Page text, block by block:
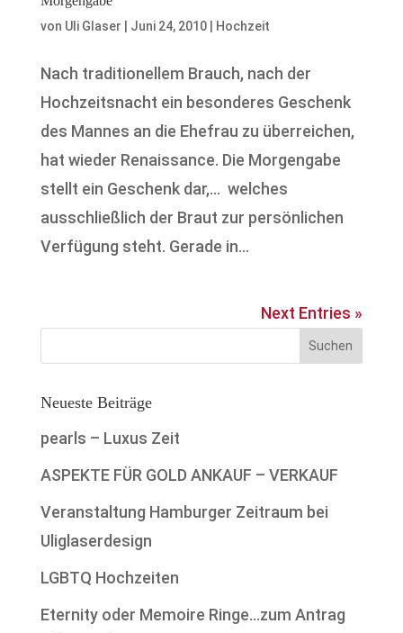
von Uli Glaser Juni 24, 2010| Hochzeit
Nach traditionellem Brauch, nach der
Hochzeitsnacht ein besonderes Geschenk
des Mannes an die Ehefrau zu überreichen,
hat wieder Renaissance. Die Morgengabe
stellt ein Geschenk dar,… welches
ausschließlich der Braut zur persönlichen
Verfügung steht. Gerade in...
Next Entries »
Neueste Beiträge
pearls – Luxus Zeit
ASPEKTE FÜR GOLD ANKAUF – VERKAUF
Veranstaltung Hamburger Zeitraum bei
Uliglaserdesign
LGBTQ Hochzeiten
Eternity oder Memoire Ringe…zum Antrag